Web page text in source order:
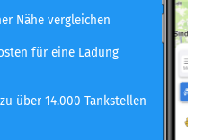
Nähe vergleichen
für eine Ladung
über 14.000 Tankstellen